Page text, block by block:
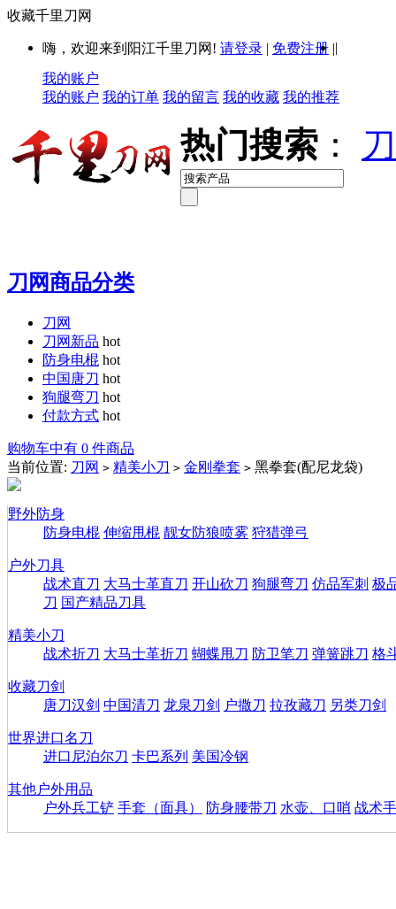
收藏千里刀网
嗨，欢迎来到阳江千里刀网! 请登录 | 免费注册 ||
我的账户
我的账户 我的订单 我的留言 我的收藏 我的推荐
热门搜索 ：
刀网商品分类
刀网
刀网新品 hot
防身电棍 hot
中国唐刀 hot
狗腿弯刀 hot
付款方式 hot
购物车中有 0 件商品
当前位置: 刀网 > 精美小刀 > 金刚拳套 > 黑拳套(配尼龙袋)
野外防身
防身电棍 伸缩甩棍 靓女防狼喷雾 狩猎弹弓
户外刀具
战术直刀 大马士革直刀 开山砍刀 狗腿弯刀 仿品军刺 极
刀 国产精品刀具
精美小刀
战术折刀 大马士革折刀 蝴蝶甩刀 防卫笔刀 弹簧跳刀 格
收藏刀剑
唐刀汉剑 中国清刀 龙泉刀剑 户撒刀 拉孜藏刀 另类刀剑
世界进口名刀
进口尼泊尔刀 卡巴系列 美国冷钢
其他户外用品
户外兵工铲 手套（面具） 防身腰带刀 水壶、口哨 战术